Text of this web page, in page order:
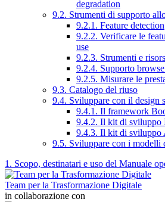
degradation
9.2. Strumenti di supporto
9.2.1. Feature detection
9.2.2. Verificare le
use
9.2.3. Strumenti e
9.2.4. Supporto
9.2.5. Misurare le
9.3. Catalogo del riuso
9.4. Sviluppare con il design
9.4.1. Il framework
9.4.2. Il kit di sviluppo
9.4.3. Il kit di sviluppo
9.5. Sviluppare con i modelli
1. Scopo, destinatari e uso del Manuale
Team per la Trasformazione Digitale
in collaborazione con